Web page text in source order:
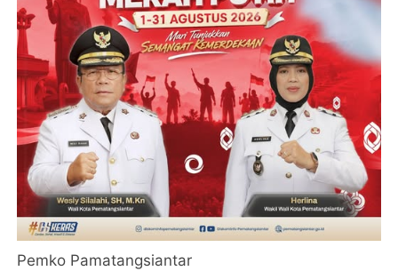
Pemko Pamatangsiantar